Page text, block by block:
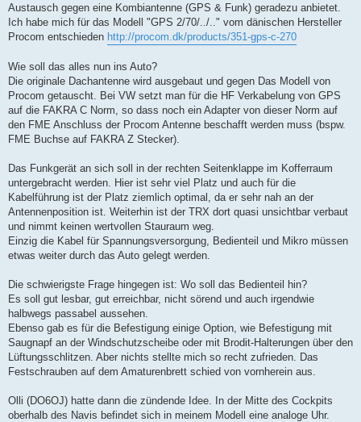
Austausch gegen eine Kombiantenne (GPS & Funk) geradezu anbietet.
Ich habe mich für das Modell "GPS 2/70/../.." vom dänischen Hersteller
Procom entschieden http://procom.dk/products/351-gps-c-270
Wie soll das alles nun ins Auto?
Die originale Dachantenne wird ausgebaut und gegen Das Modell von
Procom getauscht. Bei VW setzt man für die HF Verkabelung von GPS
auf die FAKRA C Norm, so dass noch ein Adapter von dieser Norm auf
den FME Anschluss der Procom Antenne beschafft werden muss (bspw.
FME Buchse auf FAKRA Z Stecker).
Das Funkgerät an sich soll in der rechten Seitenklappe im Kofferraum
untergebracht werden. Hier ist sehr viel Platz und auch für die
Kabelführung ist der Platz ziemlich optimal, da er sehr nah an der
Antennenposition ist. Weiterhin ist der TRX dort quasi unsichtbar verbaut
und nimmt keinen wertvollen Stauraum weg.
Einzig die Kabel für Spannungsversorgung, Bedienteil und Mikro müssen
etwas weiter durch das Auto gelegt werden.
Die schwierigste Frage hingegen ist: Wo soll das Bedienteil hin?
Es soll gut lesbar, gut erreichbar, nicht sörend und auch irgendwie
halbwegs passabel aussehen.
Ebenso gab es für die Befestigung einige Option, wie Befestigung mit
Saugnapf an der Windschutzscheibe oder mit Brodit-Halterungen über den
Lüftungsschlitzen. Aber nichts stellte mich so recht zufrieden. Das
Festschrauben auf dem Amaturenbrett schied von vornherein aus.
Olli (DO6OJ) hatte dann die zündende Idee. In der Mitte des Cockpits
oberhalb des Navis befindet sich in meinem Modell eine analoge Uhr.